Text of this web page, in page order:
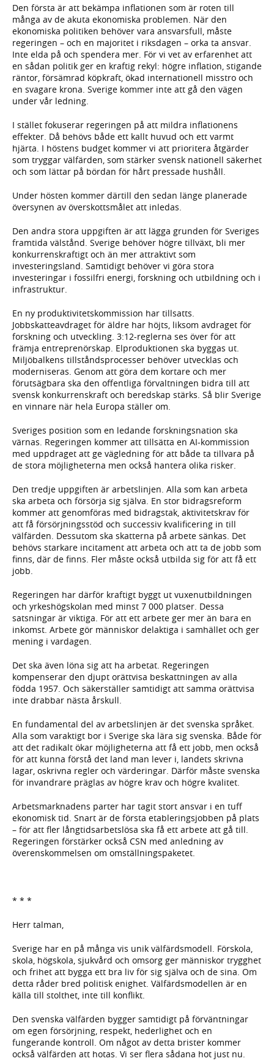
Den första är att bekämpa inflationen som är roten till
många av de akuta ekonomiska problemen. När den
ekonomiska politiken behöver vara ansvarsfull, måste
regeringen – och en majoritet i riksdagen – orka ta ansvar.
Inte elda på och spendera mer. För vi vet av erfarenhet att
en sådan politik ger en kraftig rekyl: högre inflation, stigande
räntor, försämrad köpkraft, ökad internationell misstro och
en svagare krona. Sverige kommer inte att gå den vägen
under vår ledning.
I stället fokuserar regeringen på att mildra inflationens
effekter. Då behövs både ett kallt huvud och ett varmt
hjärta. I höstens budget kommer vi att prioritera åtgärder
som tryggar välfärden, som stärker svensk nationell säkerhet
och som lättar på bördan för hårt pressade hushåll.
Under hösten kommer därtill den sedan länge planerade
översynen av överskottsmålet att inledas.
Den andra stora uppgiften är att lägga grunden för Sveriges
framtida välstånd. Sverige behöver högre tillväxt, bli mer
konkurrenskraftigt och än mer attraktivt som
investeringsland. Samtidigt behöver vi göra stora
investeringar i fossilfri energi, forskning och utbildning och i
infrastruktur.
En ny produktivitetskommission har tillsatts.
Jobbskatteavdraget för äldre har höjts, liksom avdraget för
forskning och utveckling. 3:12-reglerna ses över för att
främja entreprenörskap. Elproduktionen ska byggas ut.
Miljöbalkens tillståndsprocesser behöver utvecklas och
moderniseras. Genom att göra dem kortare och mer
förutsägbara ska den offentliga förvaltningen bidra till att
svensk konkurrenskraft och beredskap stärks. Så blir Sverige
en vinnare när hela Europa ställer om.
Sveriges position som en ledande forskningsnation ska
värnas. Regeringen kommer att tillsätta en AI-kommission
med uppdraget att ge vägledning för att både ta tillvara på
de stora möjligheterna men också hantera olika risker.
Den tredje uppgiften är arbetslinjen. Alla som kan arbeta
ska arbeta och försörja sig själva. En stor bidragsreform
kommer att genomföras med bidragstak, aktivitetskrav för
att få försörjningsstöd och successiv kvalificering in till
välfärden. Dessutom ska skatterna på arbete sänkas. Det
behövs starkare incitament att arbeta och att ta de jobb som
finns, där de finns. Fler måste också utbilda sig för att få ett
jobb.
Regeringen har därför kraftigt byggt ut vuxenutbildningen
och yrkeshögskolan med minst 7 000 platser. Dessa
satsningar är viktiga. För att ett arbete ger mer än bara en
inkomst. Arbete gör människor delaktiga i samhället och ger
mening i vardagen.
Det ska även löna sig att ha arbetat. Regeringen
kompenserar den djupt orättvisa beskattningen av alla
födda 1957. Och säkerställer samtidigt att samma orättvisa
inte drabbar nästa årskull.
En fundamental del av arbetslinjen är det svenska språket.
Alla som varaktigt bor i Sverige ska lära sig svenska. Både för
att det radikalt ökar möjligheterna att få ett jobb, men också
för att kunna förstå det land man lever i, landets skrivna
lagar, oskrivna regler och värderingar. Därför måste svenska
för invandrare präglas av högre krav och högre kvalitet.
Arbetsmarknadens parter har tagit stort ansvar i en tuff
ekonomisk tid. Snart är de första etableringsjobben på plats
– för att fler långtidsarbetslösa ska få ett arbete att gå till.
Regeringen förstärker också CSN med anledning av
överenskommelsen om omställningspaketet.
* * *
Herr talman,
Sverige har en på många vis unik välfärdsmodell. Förskola,
skola, högskola, sjukvård och omsorg ger människor trygghet
och frihet att bygga ett bra liv för sig själva och de sina. Om
detta råder bred politisk enighet. Välfärdsmodellen är en
källa till stolthet, inte till konflikt.
Den svenska välfärden bygger samtidigt på förväntningar
om egen försörjning, respekt, hederlighet och en
fungerande kontroll. Om något av detta brister kommer
också välfärden att hotas. Vi ser flera sådana hot just nu.